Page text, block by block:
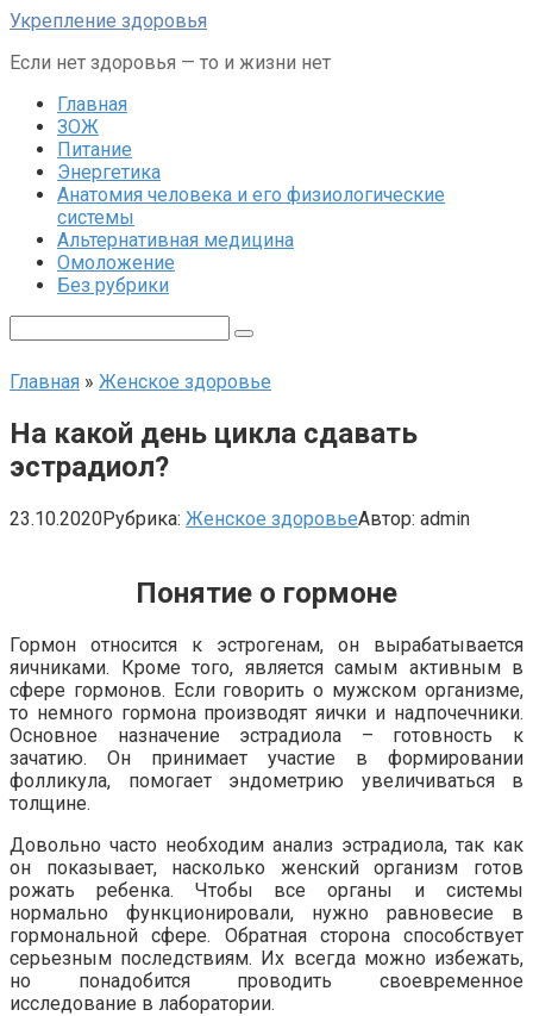
Перейти
контенту
Укрепление здоровья
Если нет здоровья — то и жизни нет
Главная
ЗОЖ
Питание
Энергетика
Анатомия человека и его физиологические
системы
Альтернативная медицина
Омоложение
Без рубрики
Главная » Женское здоровье
На какой день цикла сдавать
эстрадиол?
23.10.2020Рубрика: Женское здоровьеАвтор: admin
Понятие о гормоне
Гормон относится к эстрогенам, он вырабатывается
яичниками. Кроме того, является самым активным в
сфере гормонов. Если говорить о мужском организме,
то немного гормона производят яички и надпочечники.
Основное назначение эстрадиола – готовность к
зачатию. Он принимает участие в формировании
фолликула, помогает эндометрию увеличиваться в
толщине.
Довольно часто необходим анализ эстрадиола, так как
он показывает, насколько женский организм готов
рожать ребенка. Чтобы все органы и системы
нормально функционировали, нужно равновесие в
гормональной сфере. Обратная сторона способствует
серьезным последствиям. Их всегда можно избежать,
но понадобится проводить своевременное
исследование в лаборатории.